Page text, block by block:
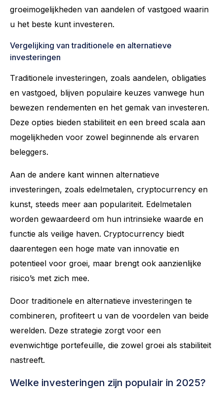
groeimogelijkheden van aandelen of vastgoed waarin
u het beste kunt investeren.
Vergelijking van traditionele en alternatieve
investeringen
Traditionele investeringen, zoals aandelen, obligaties
en vastgoed, blijven populaire keuzes vanwege hun
bewezen rendementen en het gemak van investeren.
Deze opties bieden stabiliteit en een breed scala aan
mogelijkheden voor zowel beginnende als ervaren
beleggers.
Aan de andere kant winnen alternatieve
investeringen, zoals edelmetalen, cryptocurrency en
kunst, steeds meer aan populariteit. Edelmetalen
worden gewaardeerd om hun intrinsieke waarde en
functie als veilige haven. Cryptocurrency biedt
daarentegen een hoge mate van innovatie en
potentieel voor groei, maar brengt ook aanzienlijke
risico’s met zich mee.
Door traditionele en alternatieve investeringen te
combineren, profiteert u van de voordelen van beide
werelden. Deze strategie zorgt voor een
evenwichtige portefeuille, die zowel groei als stabiliteit
nastreeft.
Welke investeringen zijn populair in 2025?